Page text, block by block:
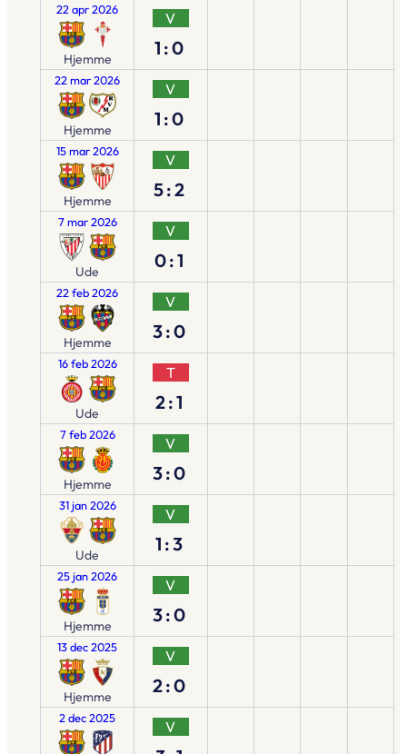
22 apr 2026
Hjemme
V
1:0
22 mar 2026
Hjemme
V
1:0
15 mar 2026
Hjemme
V
5:2
7 mar 2026
Ude
V
0:1
22 feb 2026
Hjemme
V
3:0
16 feb 2026
Ude
T
2:1
7 feb 2026
Hjemme
V
3:0
31 jan 2026
Ude
V
1:3
25 jan 2026
Hjemme
V
3:0
13 dec 2025
Hjemme
V
2:0
2 dec 2025 V